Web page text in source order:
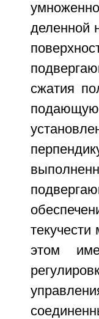
деленной
сжатия
подающую
этом